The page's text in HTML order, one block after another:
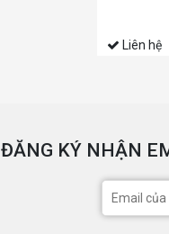
Liên hệ
ĐĂNG KÝ NHẬN